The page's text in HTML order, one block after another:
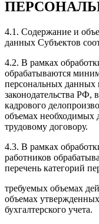
4.1. Содержание и
данных Субъектов
4.2. В рамках
обрабатываются
персональных данных
законодательства
кадрового
объемах необходимых
трудовому договору.
4.3. В рамках
работников
перечень категорий
требуемых объемах
объемах
бухгалтерского учета.